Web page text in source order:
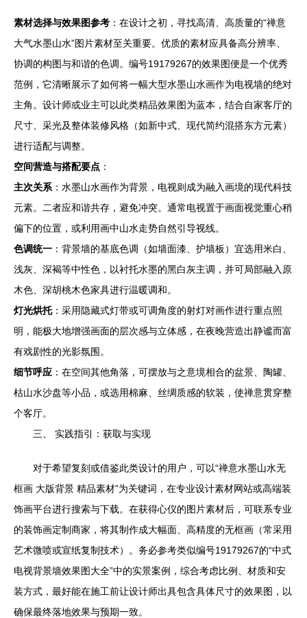
素材选择与效果图参考 ：在设计之初，寻找高清、高质量的“禅意
大气水墨山水”图片素材至关重要。优质的素材应具备高分辨率、
协调的构图与和谐的色调。编号19179267的效果图便是一个优秀
范例，它清晰展示了如何将一幅大型水墨山水画作为电视墙的绝对
主角。设计师或业主可以此类精品效果图为蓝本，结合自家客厅的
尺寸、采光及整体装修风格（如新中式、现代简约混搭东方元素）
进行适配与调整。
空间营造与搭配要点 ：
主次关系 ：水墨山水画作为背景，电视则成为融入画境的现代科技
元素。二者应和谐共存，避免冲突。通常电视置于画面视觉重心稍
偏下的位置，或利用画中山水走势自然引导视线。
色调统一 ：背景墙的基底色调（如墙面漆、护墙板）宜选用米白、
浅灰、深褐等中性色，以衬托水墨的黑白灰主调，并可局部融入原
木色、深胡桃木色家具进行温暖调和。
灯光烘托：采用隐藏式灯带或可调角度的射灯对画作进行重点照
明，能极大地增强画面的层次感与立体感，在夜晚营造出静谧而富
有戏剧性的光影氛围。
细节呼应 ：在空间其他角落，可摆放与之意境相合的盆景、陶罐、
枯山水沙盘等小品，或选用棉麻、丝绸质感的软装，使禅意贯穿整
个客厅。
三、 实践指引：获取与实现
对于希望复刻或借鉴此类设计的用户，可以“禅意水墨山水无
框画 大版背景 精品素材”为关键词，在专业设计素材网站或高端装
饰画平台进行搜索与下载。在获得心仪的图片素材后，可联系专业
的装饰画定制商家，将其制作成大幅面、高精度的无框画（常采用
艺术微喷或宣纸复制技术）。务必参考类似编号19179267的“中式
电视背景墙效果图大全”中的实景案例，综合考虑比例、材质和安
装方式，最好能在施工前让设计师出具包含具体尺寸的效果图，以
确保最终落地效果与预期一致。